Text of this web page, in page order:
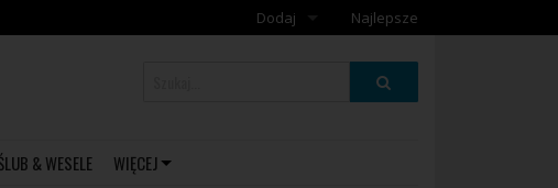
Dodaj
Najlepsze
& WESELE WIĘCEJ